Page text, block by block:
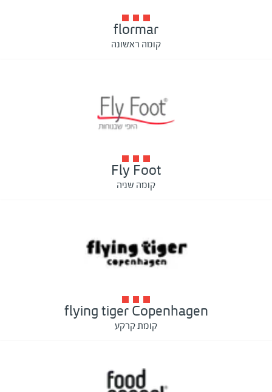
flormar
קומה ראשונה
Fly Foot
קומה שניה
flying tiger Copenhagen
קומת קרקע